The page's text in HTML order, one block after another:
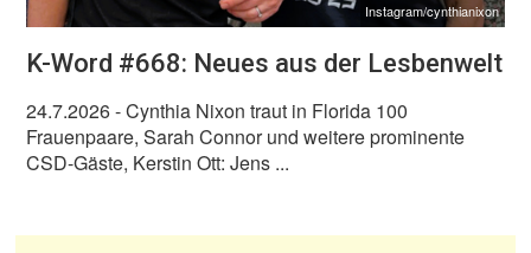
Instagram/cynthianixon
K-Word #668: Neues aus der Lesbenwelt
24.7.2026- Cynthia Nixon traut in Florida 100
Frauenpaare, Sarah Connor und weitere prominente
CSD-Gäste, Kerstin Ott: Jens ...